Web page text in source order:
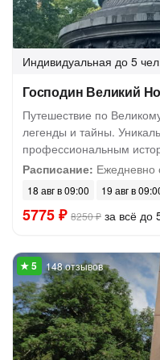
Индивидуальная до 5
Господин Великий
Путешествие по
легенды и тайны.
профессиональным
Расписание: Ежедневно
18 авг в 09:00 19 авг в
5775 ₽ 8250 ₽ за всё до
148 отзывов